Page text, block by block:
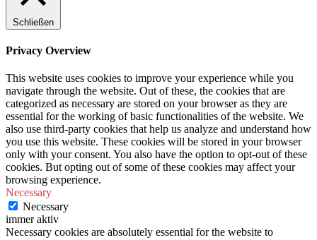
Schließen
Privacy Overview
This website uses cookies to improve your experience while you
navigate through the website. Out of these, the cookies that are
categorized as necessary are stored on your browser as they are
essential for the working of basic functionalities of the website. We
also use third-party cookies that help us analyze and understand how
you use this website. These cookies will be stored in your browser
only with your consent. You also have the option to opt-out of these
cookies. But opting out of some of these cookies may affect your
browsing experience.
Necessary
Necessary
immer aktiv
Necessary cookies are absolutely essential for the website to